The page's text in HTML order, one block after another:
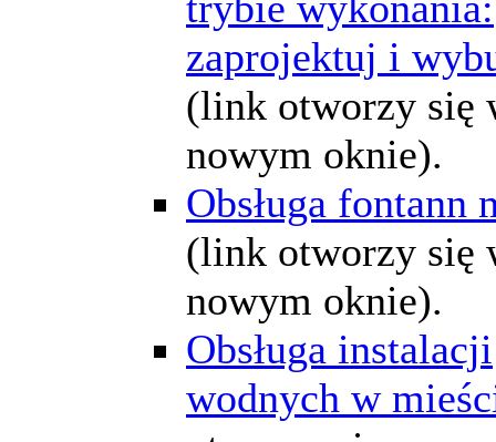
zaprojektuj i
(link otworzy się
nowym oknie).
Obsługa fontann
(link otworzy się
nowym oknie).
Obsługa instalacji
wodnych w